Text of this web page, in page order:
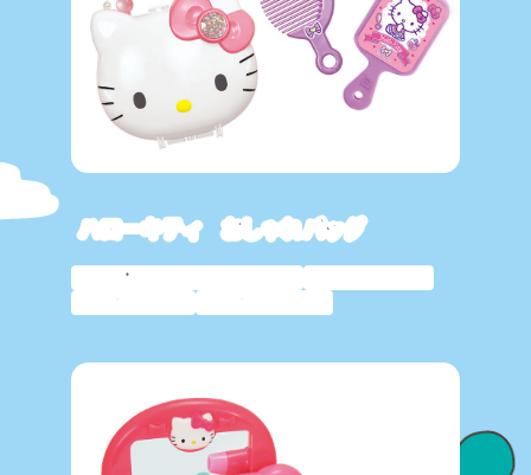
ハローキティ おしゃれバッグ
サンリオキャラクター
おしゃれ
おままごと